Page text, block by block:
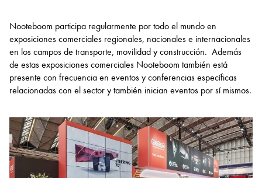
Nooteboom participa regularmente por todo el mundo en
exposiciones comerciales regionales, nacionales e internacionales
en los campos de transporte, movilidad y construcción. Además
de estas exposiciones comerciales Nooteboom también está
presente con frecuencia en eventos y conferencias específicas
relacionadas con el sector y también inician eventos por sí mismos.